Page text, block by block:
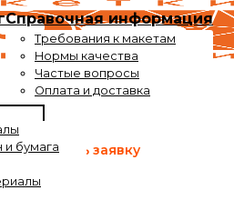
Оставить заявку
Справочная информация
Требования к макетам
Нормы качества
Частые вопросы
Оплата и доставка
и бумага